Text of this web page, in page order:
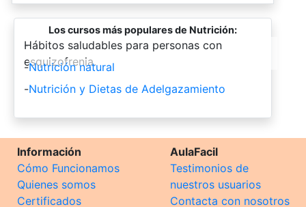
Los cursos más populares de Nutrición:
-
Hábitos saludables para personas con
esquizofrenia.
-Nutrición natural
-Nutrición y Dietas de Adelgazamiento
Información
Cómo Funcionamos
Quienes somos
Certificados
AulaFacil
Testimonios de
nuestros usuarios
Contacta con nosotros